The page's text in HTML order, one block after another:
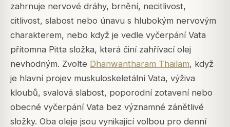
zahrnuje nervové dráhy, brnění, necitlivost,
citlivost, slabost nebo únavu s hlubokým nervovým
charakterem, nebo když je vedle vyčerpání Vata
přítomna Pitta složka, která činí zahřívací olej
nevhodným. Zvolte Dhanwantharam Thailam, když
je hlavní projev muskuloskeletální Vata, výživa
kloubů, svalová slabost, poporodní zotavení nebo
obecné vyčerpání Vata bez významné zánětlivé
složky. Oba oleje jsou vynikající volbou pro denní